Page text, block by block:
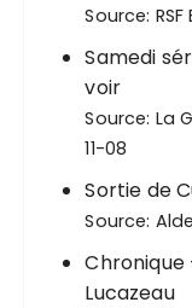
Source:
Samedi
voir
Source: La
11-08
Sortie de
Source:
Chronique
Lucazeau